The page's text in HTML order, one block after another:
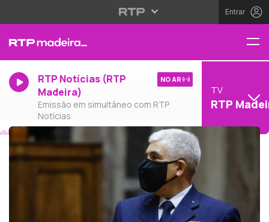
Entrar
RTP Notícias (RTP
Madeira)
Emissão em simultâneo com RTP
Notícias
NO AR
TV
RTP